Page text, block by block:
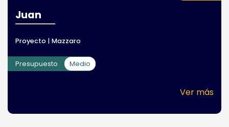
Juan
Proyecto | Mazzaro
Presupuesto Medio
Ver más